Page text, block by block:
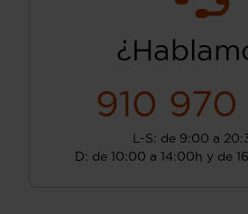
910 970
L-S: de 9:00 a
D: de 10:00 a 14:00h y de